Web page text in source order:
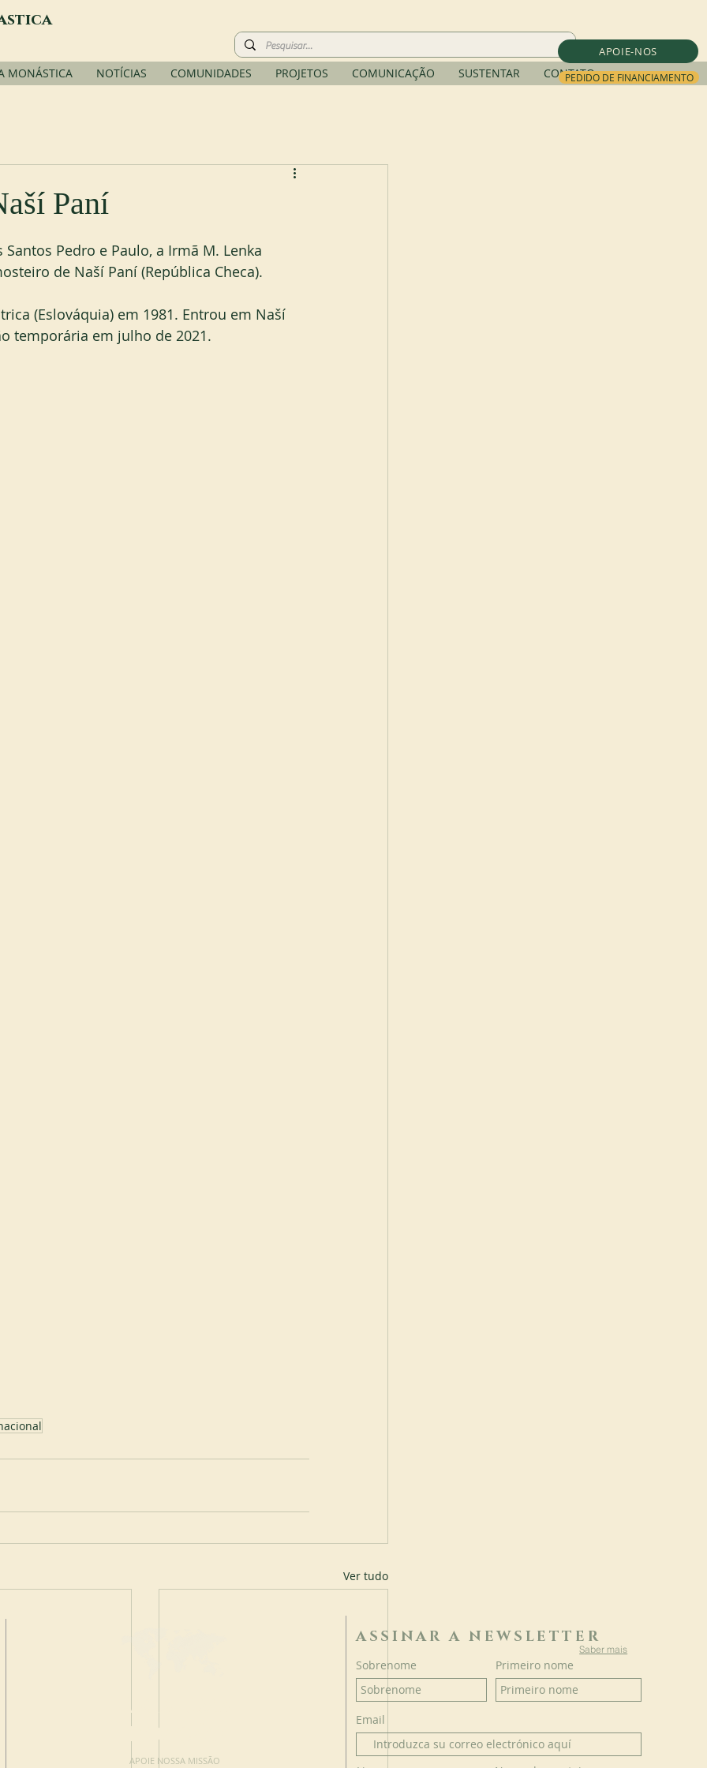
APOIE-NOS
PEDIDO DE FINANCIAMENTO
MONÁSTICA NOTÍCIAS COMUNIDADES PROJETOS COMUNICAÇÃO SUSTENTAR CONTATO
Paní
Pedro e Paulo, a Irmã M. Lenka
de Naší Paní (República Checa).
(Eslováquia) em 1981. Entrou em Naší
temporária em julho de 2021.
Ver tudo
FAÇA UMA
DOAÇÃO
APOIE NOSSA MISSÃO
ASSINAR A NEWSLETTER
Saber mais
Sobrenome Primeiro nome
Email